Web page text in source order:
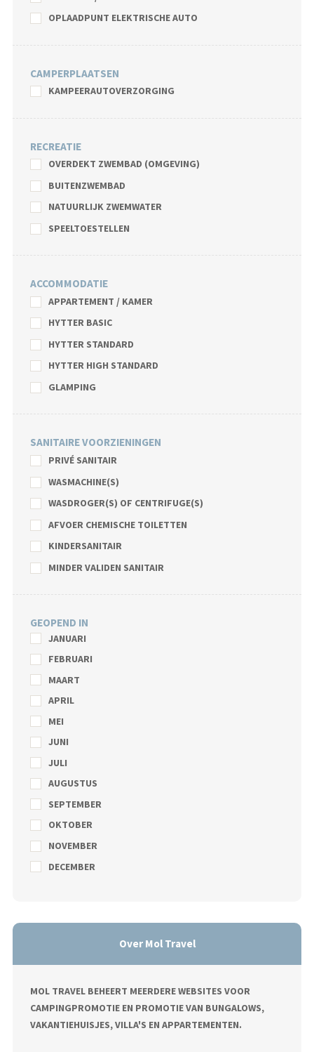
OPLAADPUNT ELEKTRISCHE AUTO
CAMPERPLAATSEN
KAMPEERAUTOVERZORGING
RECREATIE
OVERDEKT ZWEMBAD (OMGEVING)
BUITENZWEMBAD
NATUURLIJK ZWEMWATER
SPEELTOESTELLEN
ACCOMMODATIE
APPARTEMENT / KAMER
HYTTER BASIC
HYTTER STANDARD
HYTTER HIGH STANDARD
GLAMPING
SANITAIRE VOORZIENINGEN
PRIVÉ SANITAIR
WASMACHINE(S)
WASDROGER(S) OF CENTRIFUGE(S)
AFVOER CHEMISCHE TOILETTEN
KINDERSANITAIR
MINDER VALIDEN SANITAIR
GEOPEND IN
JANUARI
FEBRUARI
MAART
APRIL
MEI
JUNI
JULI
AUGUSTUS
SEPTEMBER
OKTOBER
NOVEMBER
DECEMBER
Over Mol Travel
MOL TRAVEL BEHEERT MEERDERE WEBSITES VOOR
CAMPINGPROMOTIE EN PROMOTIE VAN BUNGALOWS,
VAKANTIEHUISJES, VILLA'S EN APPARTEMENTEN.